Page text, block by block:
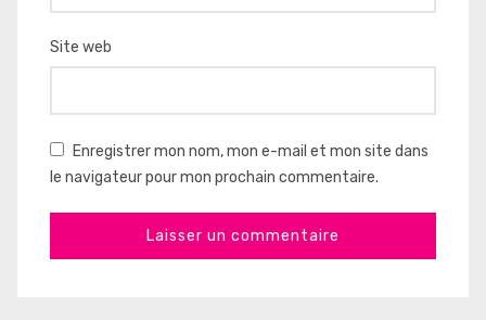
Site web
Enregistrer mon nom, mon e-mail et mon site dans
le navigateur pour mon prochain commentaire.